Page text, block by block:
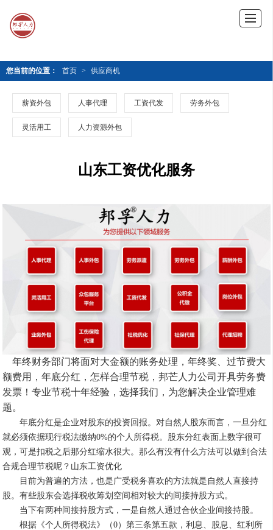
您当前的位置： 首页 > 供应商机
薪资外包 人事代理 工资代发 劳务外包
灵活用工 人力资源外包
山东工资优化服务
年终财务部门将面对大金额的账务处理，年终奖、过节费大
额费用，年底分红，怎样合理节税，邦芒人力公司开具劳务费
发票！专业节税十年经验，选择我们，为您解决企业管理难
题。
年底分红是企业对股东的投资回报。对自然人股东而言，一旦分红
就必须依据现行税法缴纳0%的个人所得税。股东分红表面上数字很可
观，可是扣税之后那分红缩水很大。那么有没有什么方法可以做到合法
合规合理节税呢？ 山东工资优化
目前为普遍的方法，也是广受税务喜欢的方法就是自然人直接持
股。有些股东会选择税收筹划空间相对较大的间接持股方式。
当下有两种间接持股方式，一是自然人通过合伙企业间接持股。
根据《个人所得税法》（0）第三条第五款，利息、股息、红利所